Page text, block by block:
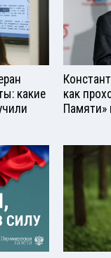
какие
как
Памяти»